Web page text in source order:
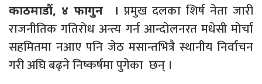
काठमाडौं, ४ फागुन । प्रमुख दलका शिर्ष नेता जारी
राजनीतिक गतिरोध अन्त्य गर्न आन्दोलनरत मधेसी मोर्चा
सहमितमा नआए पनि जेठ मसान्तभित्रै स्थानीय निर्वाचन
गरी अघि बढ्ने निष्कर्षमा पुगेका छन् ।